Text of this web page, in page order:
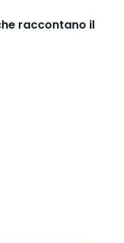
raccontano il